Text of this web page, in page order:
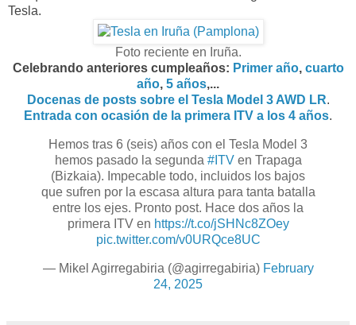
Tesla.
Foto reciente en Iruña.
Celebrando anteriores cumpleaños: Primer año, cuarto
año, 5 años,...
Docenas de posts sobre el Tesla Model 3 AWD LR.
Entrada con ocasión de la primera ITV a los 4 años.
Hemos tras 6 (seis) años con el Tesla Model 3
hemos pasado la segunda #ITVen Trapaga
(Bizkaia). Impecable todo, incluidos los bajos
que sufren por la escasa altura para tanta batalla
entre los ejes. Pronto post. Hace dos años la
primera ITV en https://t.co/jSHNc8ZOey
pic.twitter.com/v0URQce8UC
— Mikel Agirregabiria (@agirregabiria) February
24, 2025